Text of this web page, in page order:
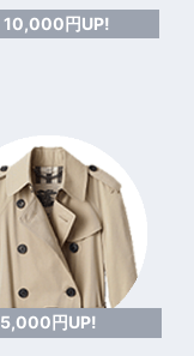
10,000円UP!
5,000円UP!